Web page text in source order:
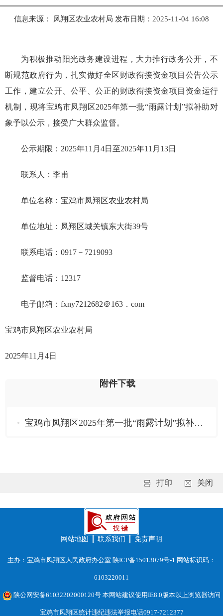
信息来源： 凤翔区农业农村局 发布日期：2025-11-04 16:08
为积极推动阳光政务建设进程，大力推行政务公开，不
断规范政府行为，扎实做好全区财政衔接资金项目公告公示
工作，建立公开、公平、公正的财政衔接资金项目资金运行
机制，现将宝鸡市凤翔区2025年第一批“雨露计划”拟补助对
象予以公示，接受广大群众监督。
公示期限：2025年11月4日至2025年11月13日
联系人：李甫
单位名称：宝鸡市凤翔区农业农村局
单位地址：凤翔区城关镇东大街39号
联系电话：0917－7219093
监督电话：12317
电子邮箱：fxny7212682＠163．com
宝鸡市凤翔区农业农村局
2025年11月4日
附件下载
宝鸡市凤翔区2025年第一批“雨露计划”拟补助对象名单.xlsx
打印 关闭
网站地图 联系我们 免责声明
主办：宝鸡市凤翔区人民政府办公室 陕ICP备15013079号-1 网站标识码：
6103220011
陕公网安备61032202000120号 本网站建议使用IE8.0版本以上浏览器访问
宝鸡市凤翔区统计违纪违法举报电话0917-7212377